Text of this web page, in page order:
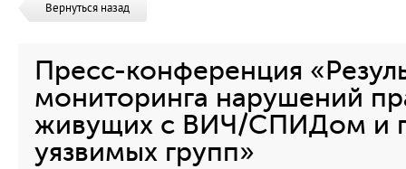
Вернуться назад
Пресс-конференция
мониторинга нарушений
живущих с ВИЧ/СПИДом и
уязвимых групп»